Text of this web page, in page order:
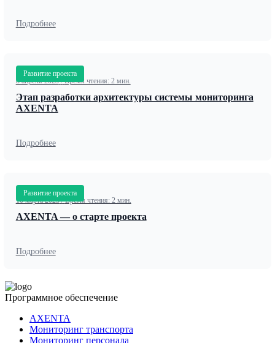
Подробнее
Развитие проекта
8 апреля 2023 / Время чтения: 2 мин.
Этап разработки архитектуры системы мониторинга
AXENTA
Подробнее
Развитие проекта
10 марта 2023 / Время чтения: 2 мин.
AXENTA — о старте проекта
Подробнее
Программное обеспечение
AXENTA
Мониторинг транспорта
Мониторинг персонала